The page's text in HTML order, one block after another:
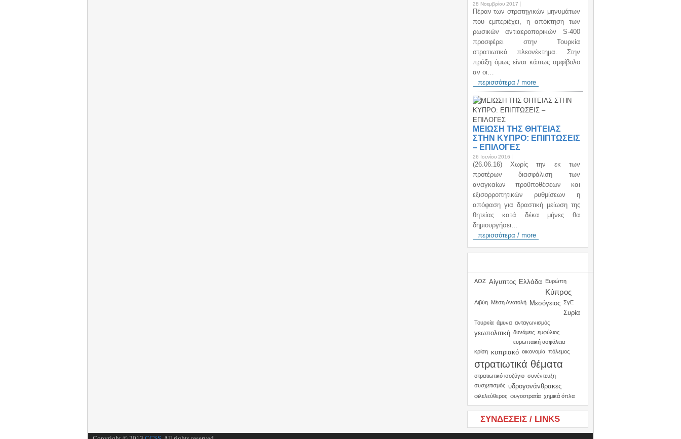
28 Νοεμβρίου 2017
Πέραν των στρατηγικών μηνυμάτων
που εμπεριέχει, η απόκτηση των
ρωσικών αντιαεροπορικών S-400
προσφέρει στην Τουρκία
στρατιωτικά πλεονέκτημα. Στην
πράξη όμως είναι κάπως αμφίβολο
αν οι…
περισσότερα / more
ΜΕΙΩΣΗ ΤΗΣ ΘΗΤΕΙΑΣ
ΣΤΗΝ ΚΥΠΡΟ: ΕΠΙΠΤΩΣΕΙΣ
– ΕΠΙΛΟΓΕΣ
26 Ιουνίου 2016
(26.06.16) Χωρίς την εκ των
προτέρων διασφάλιση των
αναγκαίων προϋποθέσεων και
εξισορροπητικών ρυθμίσεων η
απόφαση για δραστική μείωση της
θητείας κατά δέκα μήνες θα
δημιουργήσει…
περισσότερα / more
ΑΟΖ Αίγυπτος Ελλάδα Ευρώπη
Κύπρος
Λιβύη Μέση Ανατολή Μεσόγειος ΣγΕ
Συρία
Τουρκία άμυνα ανταγωνισμός
γεωπολιτική δυνάμεις εμφύλιος
ευρωπαϊκή ασφάλεια
κρίση
κυπριακό οικονομία πόλεμος
στρατιωτικά θέματα
στρατιωτικό ισοζύγιο συνέντευξη
συσχετισμός υδρογονάνθρακες
φιλελεύθερος φυγοστρατία χημικά όπλα
ΣΥΝΔΕΣΕΙΣ / LINKS